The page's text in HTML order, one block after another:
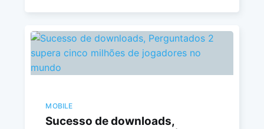
MOBILE
Sucesso de downloads,